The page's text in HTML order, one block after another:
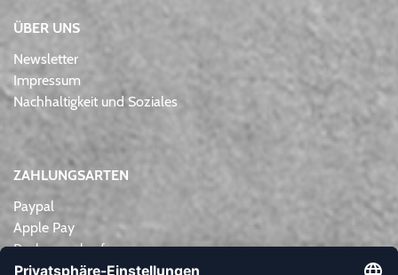
ÜBER UNS
Newsletter
Impressum
Nachhaltigkeit und Soziales
ZAHLUNGSARTEN
Paypal
Apple Pay
Rechnungskauf
Lastschrift